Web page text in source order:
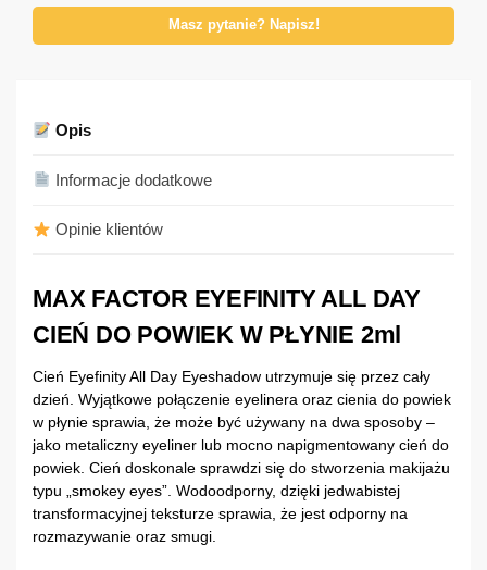
Masz pytanie? Napisz!
Opis
Informacje dodatkowe
Opinie klientów
MAX FACTOR EYEFINITY ALL DAY
CIEŃ DO POWIEK W PŁYNIE 2ml
Cień Eyefinity All Day Eyeshadow utrzymuje się przez cały
dzień. Wyjątkowe połączenie eyelinera oraz cienia do powiek
w płynie sprawia, że może być używany na dwa sposoby –
jako metaliczny eyeliner lub mocno napigmentowany cień do
powiek. Cień doskonale sprawdzi się do stworzenia makijażu
typu „smokey eyes”. Wodoodporny, dzięki jedwabistej
transformacyjnej teksturze sprawia, że jest odporny na
rozmazywanie oraz smugi.